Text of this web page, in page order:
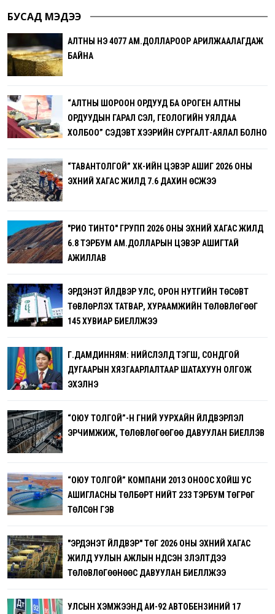
БУСАД МЭДЭЭ
АЛТНЫ ҮНЭ 4077 АМ.ДОЛЛАРООР АРИЛЖААЛАГДАЖ
БАЙНА
“АЛТНЫ ШОРООН ОРДУУД БА ОРОГЕН АЛТНЫ
ОРДУУДЫН ГАРАЛ ҮҮСЭЛ, ГЕОЛОГИЙН УЯЛДАА
ХОЛБОО” СЭДЭВТ ХЭЭРИЙН СУРГАЛТ-АЯЛАЛ БОЛНО
“ТАВАНТОЛГОЙ” ХК-ИЙН ЦЭВЭР АШИГ 2026 ОНЫ
ЭХНИЙ ХАГАС ЖИЛД 7.6 ДАХИН ӨСЖЭЭ
"РИО ТИНТО" ГРУПП 2026 ОНЫ ЭХНИЙ ХАГАС ЖИЛД
6.8 ТЭРБУМ АМ.ДОЛЛАРЫН ЦЭВЭР АШИГТАЙ
АЖИЛЛАВ
ЭРДЭНЭТ ҮЙЛДВЭР УЛС, ОРОН НУТГИЙН ТӨСӨВТ
ТӨВЛӨРҮҮЛЭХ ТАТВАР, ХУРААМЖИЙН ТӨЛӨВЛӨГӨӨГ
145 ХУВИАР БИЕЛҮҮЛЖЭЭ
Г.ДАМДИННЯМ: НИЙСЛЭЛД ТЭГШ, СОНДГОЙ
ДУГААРЫН ХЯЗГААРЛАЛТААР ШАТАХУУН ОЛГОЖ
ЭХЭЛНЭ
“ОЮУ ТОЛГОЙ”-Н ГҮНИЙ УУРХАЙН ҮЙЛДВЭРЛЭЛ
ЭРЧИМЖИЖ, ТӨЛӨВЛӨГӨӨГӨӨ ДАВУУЛАН БИЕЛҮҮЛЭВ
“ОЮУ ТОЛГОЙ” КОМПАНИ 2013 ОНООС ХОЙШ УС
АШИГЛАСНЫ ТӨЛБӨРТ НИЙТ 233 ТЭРБУМ ТӨГРӨГ
ТӨЛСӨН ГЭВ
"ЭРДЭНЭТ ҮЙЛДВЭР" ТӨҮГ 2026 ОНЫ ЭХНИЙ ХАГАС
ЖИЛД УУЛЫН АЖЛЫН ҮНДСЭН ҮЗҮҮЛЭЛТҮҮДЭЭ
ТӨЛӨВЛӨГӨӨНӨӨС ДАВУУЛАН БИЕЛҮҮЛЖЭЭ
УЛСЫН ХЭМЖЭЭНД АИ-92 АВТОБЕНЗИНИЙ 17